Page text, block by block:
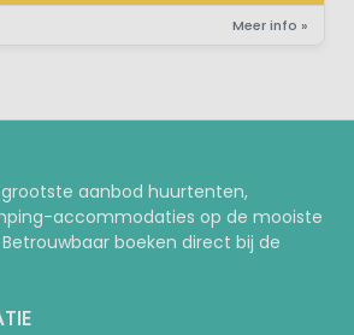
Meer info »
aanbod huurtenten,
accommodaties op de mooiste
boeken direct bij de